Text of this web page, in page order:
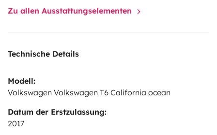
stationnaire efficace (au diesel)
d'informations, de photos n'hésitez pas à nous
rapide, nous vous ferons part de nos conseils et bons
Zu allen Ausstattungselementen
Technische Details
Modell:
Volkswagen Volkswagen T6 California ocean
Datum der Erstzulassung:
2017